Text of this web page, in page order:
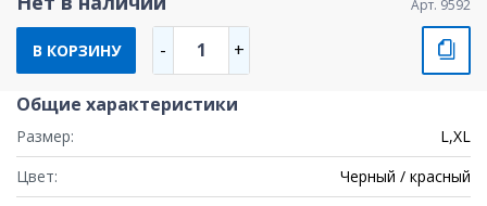
Арт. 9592
В КОРЗИНУ - 1 +
Общие характеристики
Размер:
L,XL
Цвет:
Черный / красный